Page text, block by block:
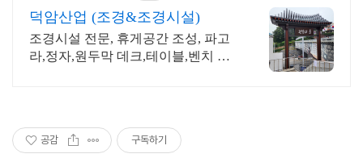
덕암산업 (조경&조경시설)
조경시설 전문, 휴게공간 조성, 파고
라,정자,원두막 데크,테이블,벤치 직
공감 구독하기